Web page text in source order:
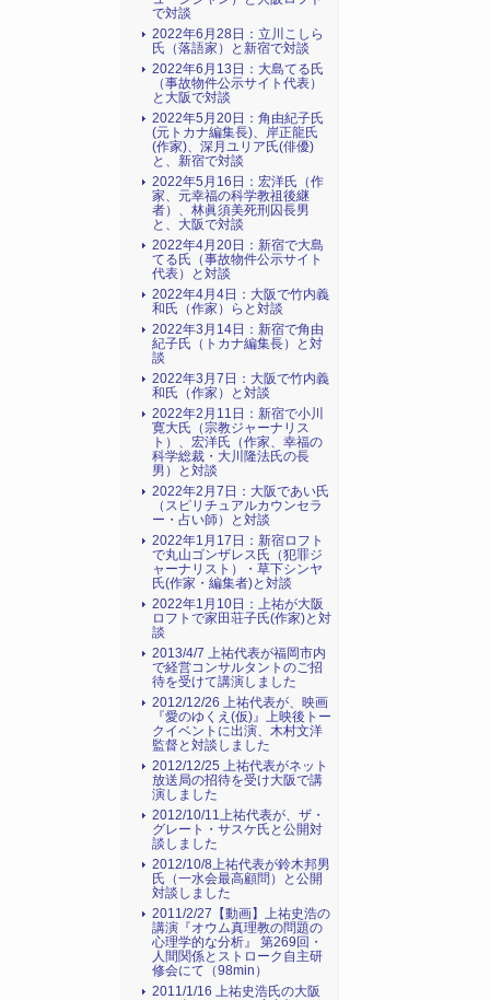
で対談
2022年6月28日：立川こしら
氏（落語家）と新宿で対談
2022年6月13日：大島てる氏
（事故物件公示サイト代表）
と大阪で対談
2022年5月20日：角由紀子氏
(元トカナ編集長)、岸正龍氏
(作家)、深月ユリア氏(俳優)
と、新宿で対談
2022年5月16日：宏洋氏（作
家、元幸福の科学教祖後継
者）、林眞須美死刑囚長男
と、大阪で対談
2022年4月20日：新宿で大島
てる氏（事故物件公示サイト
代表）と対談
2022年4月4日：大阪で竹内義
和氏（作家）らと対談
2022年3月14日：新宿で角由
紀子氏（トカナ編集長）と対
談
2022年3月7日：大阪で竹内義
和氏（作家）と対談
2022年2月11日：新宿で小川
寛大氏（宗教ジャーナリス
ト）、宏洋氏（作家、幸福の
科学総裁・大川隆法氏の長
男）と対談
2022年2月7日：大阪であい氏
（スピリチュアルカウンセラ
ー・占い師）と対談
2022年1月17日：新宿ロフト
で丸山ゴンザレス氏（犯罪ジ
ャーナリスト）・草下シンヤ
氏(作家・編集者)と対談
2022年1月10日：上祐が大阪
ロフトで家田荘子氏(作家)と対
談
2013/4/7 上祐代表が福岡市内
で経営コンサルタントのご招
待を受けて講演しました
2012/12/26 上祐代表が、映画
『愛のゆくえ(仮)』上映後トー
クイベントに出演、木村文洋
監督と対談しました
2012/12/25 上祐代表がネット
放送局の招待を受け大阪で講
演しました
2012/10/11上祐代表が、ザ・
グレート・サスケ氏と公開対
談しました
2012/10/8上祐代表が鈴木邦男
氏（一水会最高顧問）と公開
対談しました
2011/2/27【動画】上祐史浩の
講演『オウム真理教の問題の
心理学的な分析』 第269回・
人間関係とストローク自主研
修会にて（98min）
2011/1/16 上祐史浩氏の大阪